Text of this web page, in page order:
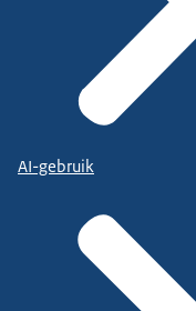
AI-gebruik